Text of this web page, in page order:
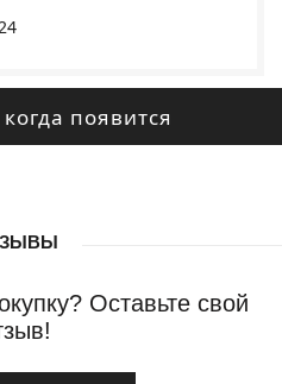
появится
Оставьте свой